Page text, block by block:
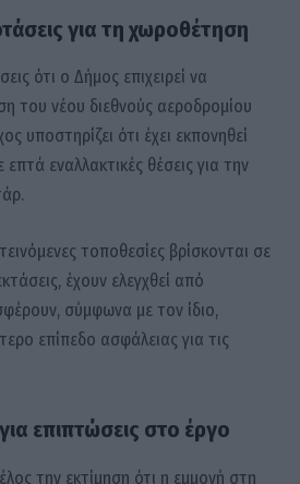
για τη χωροθέτηση
ότι ο Δήμος επιχειρεί να
του νέου διεθνούς αεροδρομίου
υποστηρίζει ότι έχει εκπονηθεί
επτά εναλλακτικές θέσεις για την
τοποθεσίες βρίσκονται σε
έχουν ελεγχθεί από
σύμφωνα με τον ίδιο,
επίπεδο ασφάλειας για τις
επιπτώσεις στο έργο
την εκτίμηση ότι η εμμονή στη